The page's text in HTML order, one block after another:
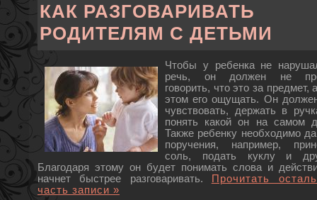
КАК РАЗГОВАРИВАТЬ
РОДИТЕЛЯМ С ДЕТЬМИ
Чтобы у ребенка не
речь, он должен не
говорить, что это за предмет,
этом его ощущать. Он
чувствовать, держать в
понять какой он на самом
Также ребенку необходимо
поручения, например,
соль, подать куклу и
Благодаря этому он будет понимать слова и
начнет быстрее разговаривать.
Прочитать
часть записи »